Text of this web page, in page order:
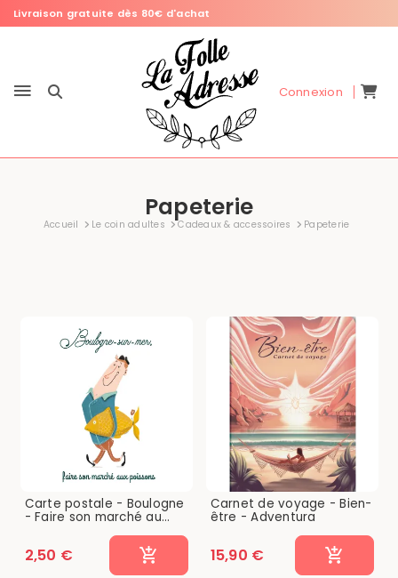
Livraison gratuite dès 80€ d'achat
Connexion
Papeterie
Accueil Le coin adultes Cadeaux & accessoires Papeterie
Carte postale - Boulogne
- Faire son marché au...
2,50 €
Carnet de voyage - Bien-
être - Adventura
15,90 €